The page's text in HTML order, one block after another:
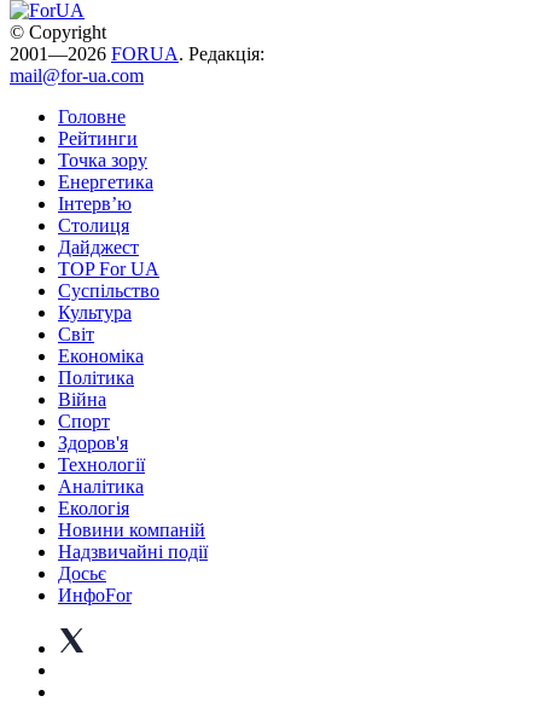
© Copyright
2001—2026 FORUA. Редакція:
mail@for-ua.com
Головне
Рейтинги
Точка зору
Енергетика
Інтерв’ю
Столиця
Дайджест
TOP For UA
Суспiльство
Культура
Світ
Економіка
Політика
Війна
Спорт
Здоров'я
Технології
Аналітика
Екологія
Новини компаній
Надзвичайні події
Досьє
ИнфоFor